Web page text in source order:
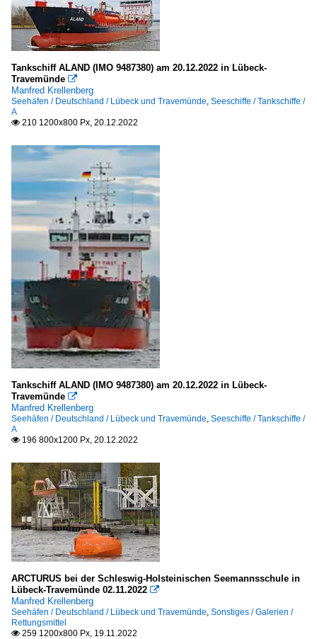
Tankschiff ALAND (IMO 9487380) am 20.12.2022 in Lübeck-
Travemünde 
Manfred Krellenberg
Seehäfen / Deutschland / Lübeck und Travemünde, Seeschiffe / Tankschiffe /
A
 210 1200x800 Px, 20.12.2022
Tankschiff ALAND (IMO 9487380) am 20.12.2022 in Lübeck-
Travemünde 
Manfred Krellenberg
Seehäfen / Deutschland / Lübeck und Travemünde, Seeschiffe / Tankschiffe /
A
 196 800x1200 Px, 20.12.2022
ARCTURUS bei der Schleswig-Holsteinischen Seemannsschule in
Lübeck-Travemünde 02.11.2022 
Manfred Krellenberg
Seehäfen / Deutschland / Lübeck und Travemünde, Sonstiges / Galerien /
Rettungsmittel
 259 1200x800 Px, 19.11.2022